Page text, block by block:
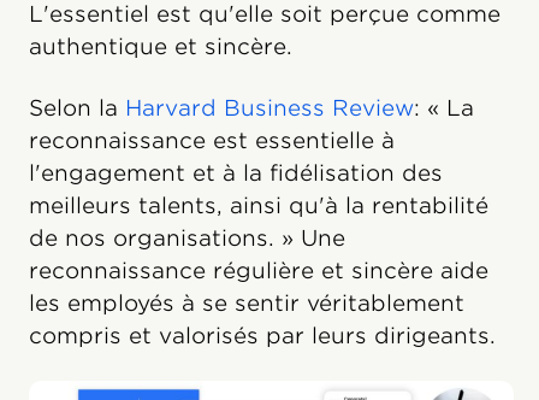
L'essentiel est qu'elle soit perçue comme
authentique et sincère.
Selon la Harvard Business Review: « La
reconnaissance est essentielle à
l'engagement et à la fidélisation des
meilleurs talents, ainsi qu'à la rentabilité
de nos organisations. » Une
reconnaissance régulière et sincère aide
les employés à se sentir véritablement
compris et valorisés par leurs dirigeants.